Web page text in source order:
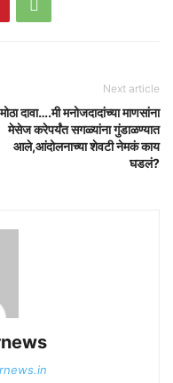
Next article
मोठा दावा….मी मनोजदादांच्या माणसांना
मेसेज करेपर्यंत सगळ्यांना गुंडाळण्यात
आले,आंदोलनाच्या शेवटी नेमकं काय
घडलं?